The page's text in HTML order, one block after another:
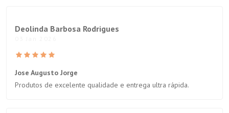
Deolinda Barbosa Rodrigues
Jose Augusto Jorge
Produtos de excelente qualidade e entrega ultra rápida.